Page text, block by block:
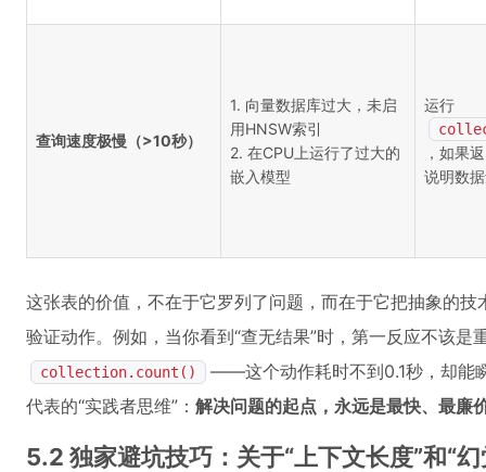
查询速度极慢（>10秒）
1. 向量数据库过大，未启
用HNSW索引
2. 在CPU上运行了过大的
嵌入模型
运行
，如果
说明数
这张表的价值，不在于它罗列了问题，而在于它把抽象的
验证动作。例如，当你看到“查无结果”时，第一反应不该是
collection.count()
——这个动作耗时不到0.1秒，却能
代表的“实践者思维”： 解决问题的起点，永远是最快、最廉
5.2 独家避坑技巧：关于“上下文长度”和“